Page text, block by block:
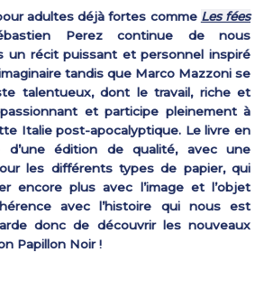
adultes déjà fortes comme Les fées
Perez continue de nous
un récit puissant et personnel inspiré
tandis que Marco Mazzoni se
talentueux, dont le travail, riche et
et participe pleinement à
Italie post-apocalyptique. Le livre en
d’une édition de qualité, avec une
les différents types de papier, qui
encore plus avec l’image et l’objet
avec l’histoire qui nous est
donc de découvrir les nouveaux
Papillon Noir !